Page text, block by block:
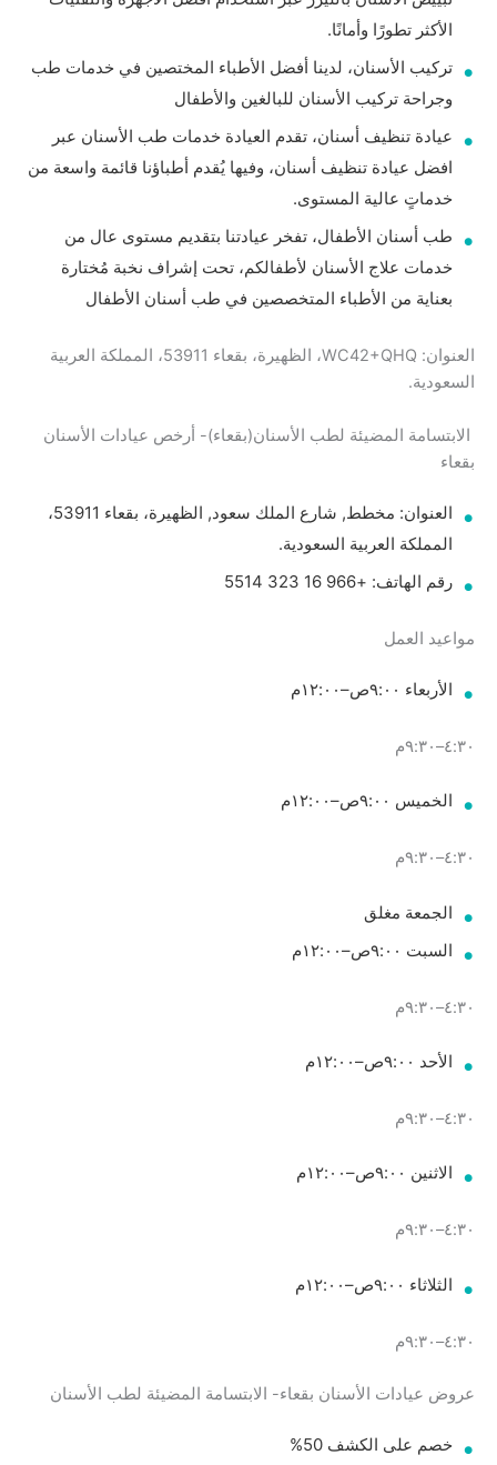
الأكثر تطورًا وأمانًا.
تركيب الأسنان، لدينا أفضل الأطباء المختصين في خدمات طب
وجراحة تركيب الأسنان للبالغين والأطفال
عيادة تنظيف أسنان، تقدم العيادة خدمات طب الأسنان عبر
افضل عيادة تنظيف أسنان، وفيها يُقدم أطباؤنا قائمة واسعة من
خدماتٍ عالية المستوى.
طب أسنان الأطفال، تفخر عيادتنا بتقديم مستوى عال من
خدمات علاج الأسنان لأطفالكم، تحت إشراف نخبة مُختارة
بعناية من الأطباء المتخصصين في طب أسنان الأطفال
العنوان: WC42+QHQ، الظهيرة، بقعاء 53911، المملكة العربية
السعودية.
الابتسامة المضيئة لطب الأسنان(بقعاء)- أرخص عيادات الأسنان
بقعاء
العنوان: مخطط, شارع الملك سعود, الظهيرة، بقعاء 53911،
المملكة العربية السعودية.
رقم الهاتف: +966 16 323 5514
مواعيد العمل
الأربعاء ٩:٠٠ص–١٢:٠٠م
٤:٣٠–٩:٣٠م
الخميس ٩:٠٠ص–١٢:٠٠م
٤:٣٠–٩:٣٠م
الجمعة مغلق
السبت ٩:٠٠ص–١٢:٠٠م
٤:٣٠–٩:٣٠م
الأحد ٩:٠٠ص–١٢:٠٠م
٤:٣٠–٩:٣٠م
الاثنين ٩:٠٠ص–١٢:٠٠م
٤:٣٠–٩:٣٠م
الثلاثاء ٩:٠٠ص–١٢:٠٠م
٤:٣٠–٩:٣٠م
عروض عيادات الأسنان بقعاء- الابتسامة المضيئة لطب الأسنان
خصم على الكشف 50%